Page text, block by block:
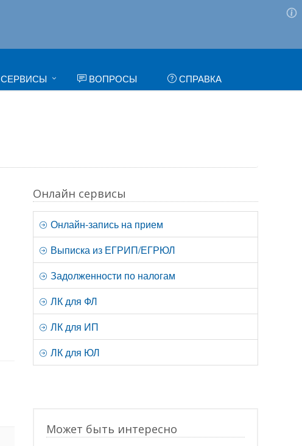
СЕРВИСЫ ВОПРОСЫ СПРАВКА
Онлайн сервисы
Онлайн-запись на прием
Выписка из ЕГРИП/ЕГРЮЛ
Задолженности по налогам
ЛК для ФЛ
ЛК для ИП
ЛК для ЮЛ
Может быть интересно